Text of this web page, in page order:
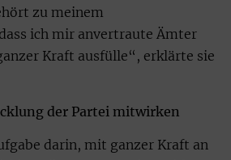
zu meinem
ich mir anvertraute Ämter
Kraft ausfülle“, erklärte sie
der Partei mitwirken
darin, mit ganzer Kraft an